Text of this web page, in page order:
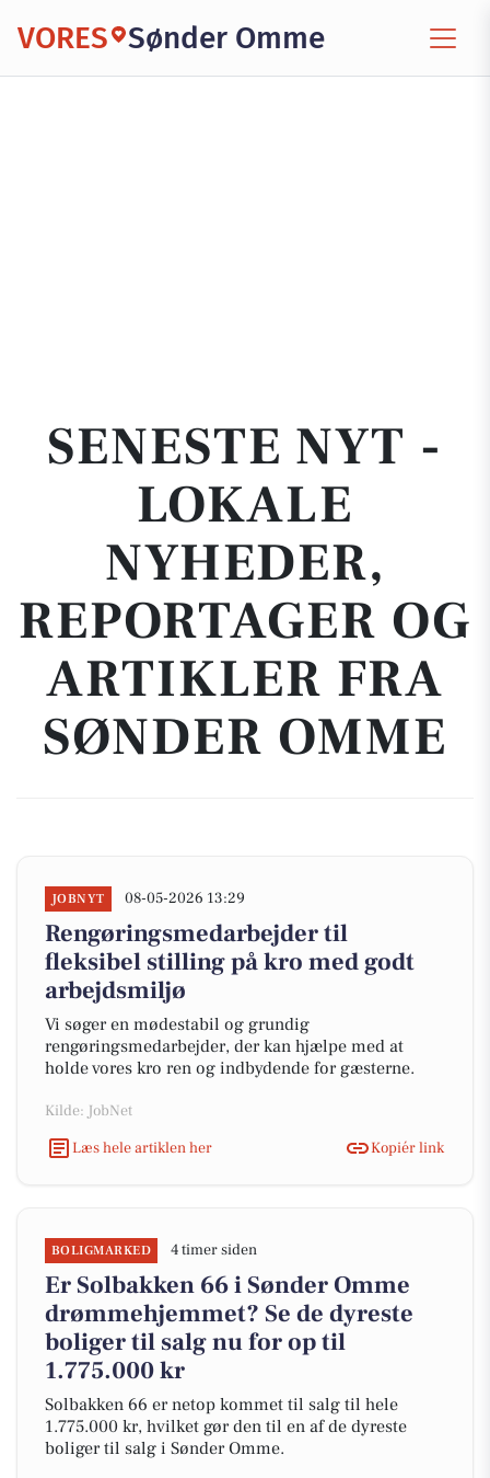
VORES Sønder Omme
SENESTE NYT -
LOKALE
NYHEDER,
REPORTAGER OG
ARTIKLER FRA
SØNDER OMME
JOBNYT 08-05-2026 13:29
Rengøringsmedarbejder til
fleksibel stilling på kro med godt
arbejdsmiljø
Vi søger en mødestabil og grundig
rengøringsmedarbejder, der kan hjælpe med at
holde vores kro ren og indbydende for gæsterne.
Kilde: JobNet
Læs hele artiklen her
Kopiér link
BOLIGMARKED 4 timer siden
Er Solbakken 66 i Sønder Omme
drømmehjemmet? Se de dyreste
boliger til salg nu for op til
1.775.000 kr
Solbakken 66 er netop kommet til salg til hele
1.775.000 kr, hvilket gør den til en af de dyreste
boliger til salg i Sønder Omme.